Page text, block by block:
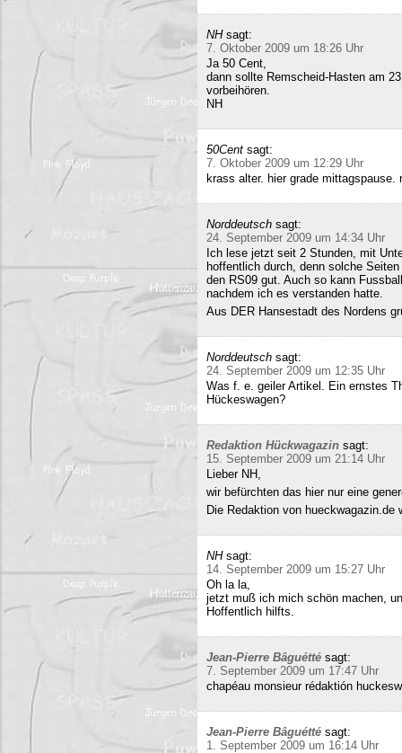
NH sagt:
7. Oktober 2009 um 18:26 Uhr
Ja 50 Cent,
dann sollte Remscheid-Hasten am
vorbeihören.
NH
50Cent sagt:
7. Oktober 2009 um 12:29 Uhr
krass alter. hier grade
Norddeutsch sagt:
24. September 2009 um 14:34 Uhr
Ich lese jetzt seit 2 Stunden, mit
hoffentlich durch, denn solche
den RS09 gut. Auch so kann
nachdem ich es verstanden hatte.
Aus DER Hansestadt des Nordens
Norddeutsch sagt:
24. September 2009 um 12:35 Uhr
Was f. e. geiler Artikel. Ein ernstes
Hückeswagen?
Redaktion Hückwagazin sagt:
15. September 2009 um 21:14 Uhr
Lieber NH,
wir befürchten das hier nur eine
Die Redaktion von
NH sagt:
14. September 2009 um 15:27 Uhr
Oh la la,
jetzt muß ich mich schön machen,
Hoffentlich hilfts.
Jean-Pierre Bâguétté sagt:
7. September 2009 um 17:47 Uhr
chapéau monsieur rédaktión
Jean-Pierre Bâguétté sagt:
1. September 2009 um 16:14 Uhr